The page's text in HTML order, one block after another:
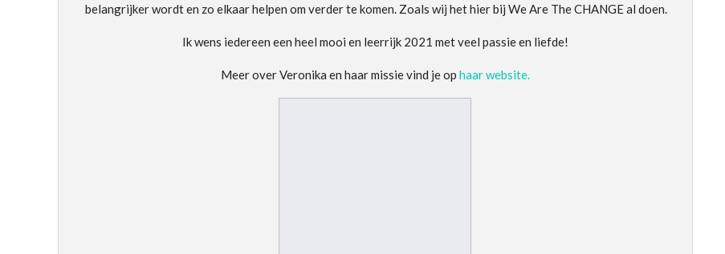
belangrijker wordt en zo elkaar helpen om verder te komen. Zoals wij het hier bij We Are The CHANGE al doen.
Ik wens iedereen een heel mooi en leerrijk 2021 met veel passie en liefde!
Meer over Veronika en haar missie vind je op haar website.